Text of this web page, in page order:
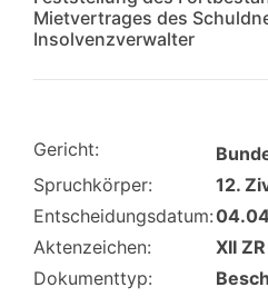
Mietvertrages des
Insolvenzverwalter
Gericht:
Spruchkörper:
12.
Entscheidungsdatum:
Aktenzeichen:
XII
Dokumenttyp: